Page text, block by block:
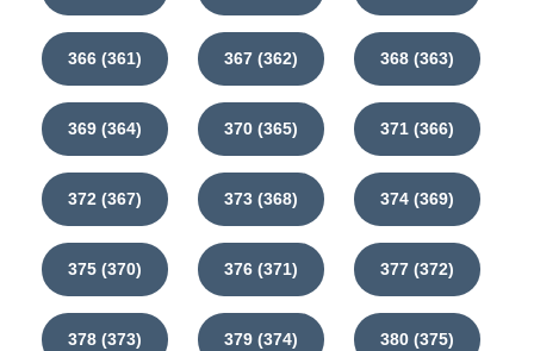
366 (361) 367 (362) 368 (363)
369 (364) 370 (365) 371 (366)
372 (367) 373 (368) 374 (369)
375 (370) 376 (371) 377 (372)
378 (373) 379 (374) 380 (375)